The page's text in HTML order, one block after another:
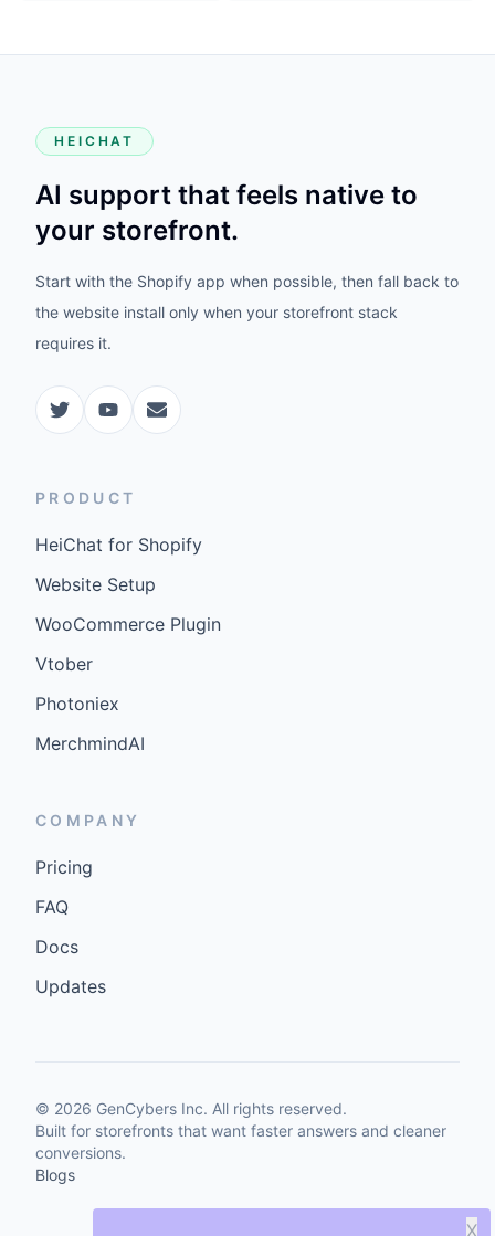
X
HEICHAT
AI support that feels native to
your storefront.
Start with the Shopify app when possible, then fall back to
the website install only when your storefront stack
requires it.
PRODUCT
HeiChat for Shopify
Website Setup
WooCommerce Plugin
Vtober
Photoniex
MerchmindAI
COMPANY
Pricing
FAQ
Docs
Updates
© 2026 GenCybers Inc. All rights reserved.
Built for storefronts that want faster answers and cleaner
conversions.
Blogs